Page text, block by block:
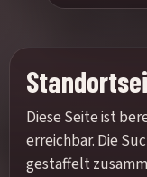
Diese Seite ist
erreichbar. Die
gestaffelt